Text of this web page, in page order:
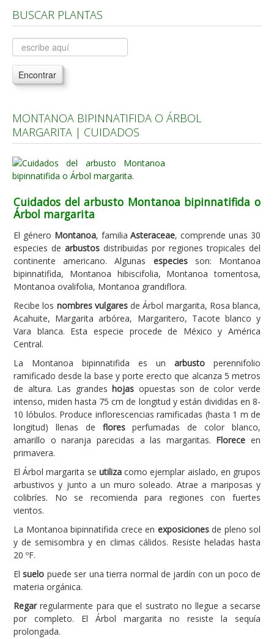
Árboles, Cicas y Palmeras de la G a la Z
Plantas Anuales y Perennes
Plantas Bulbosas y Acuáticas
Plantas de Interior
Plantas Aromáticas y de Huerto
Plantas Carnívoras y Orquídeas
Consejos
Hemisferio Sur
Enfermedades
Animales
Hongos
Carencias
Fotos
Flores y Plantas
Árboles y Palmeras
Arbustos y Trepadoras
Cactus y Suculentas
BUSCAR PLANTAS
Encontrar
MONTANOA BIPINNATIFIDA O ÁRBOL
MARGARITA | CUIDADOS
Cuidados del arbusto Montanoa bipinnatifida o
Árbol margarita
El género Montanoa, familiaAsteraceae, comprende unas 30
especies de arbustos distribuidas por regiones tropicales del
continente americano. Algunas especiesson: Montanoa
bipinnatifida, Montanoa hibiscifolia, Montanoa tomentosa,
Montanoa ovalifolia, Montanoa grandiflora.
Recibe los nombres vulgaresde Árbol margarita, Rosa blanca,
Acahuite, Margarita arbórea, Margaritero, Tacote blanco y
Vara blanca. Esta especie procede de México y América
Central.
La Montanoa bipinnatifida es un arbusto perennifolio
ramificado desde la base y porte erecto que alcanza 5 metros
de altura. Las grandeshojas opuestas son de color verde
intenso, miden hasta 75 cm de longitud y están divididas en 8-
10 lóbulos. Produce inflorescencias ramificadas (hasta 1 m de
longitud) llenas de floresperfumadas de color blanco,
amarillo o naranja parecidas a las margaritas. Florece en
primavera.
El Árbol margarita se utilizacomo ejemplar aislado, en grupos
arbustivos y junto a un muro soleado. Atrae a mariposas y
colibríes. No se recomienda para regiones con fuertes
vientos.
La Montanoa bipinnatifida crece en exposicionesde pleno sol
y de semisombra y en climas cálidos. Resiste heladas hasta
20 ºF.
Elsuelo puede ser una tierra normal de jardín con un poco de
materia orgánica.
Regarregularmente para que el sustrato no llegue a secarse
por completo. El Árbol margarita no resiste la sequía
prolongada.